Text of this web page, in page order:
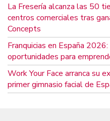
La Fresería alcanza las 50
centros comerciales tras
Concepts
Franquicias en España
oportunidades para
Work Your Face arranca su
primer gimnasio facial de